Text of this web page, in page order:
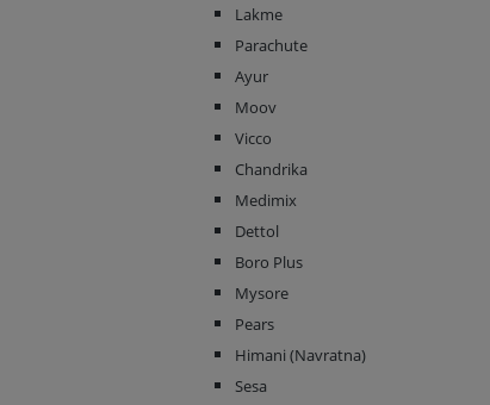
Lakme
Parachute
Ayur
Moov
Vicco
Chandrika
Medimix
Dettol
Boro Plus
Mysore
Pears
Himani (Navratna)
Sesa